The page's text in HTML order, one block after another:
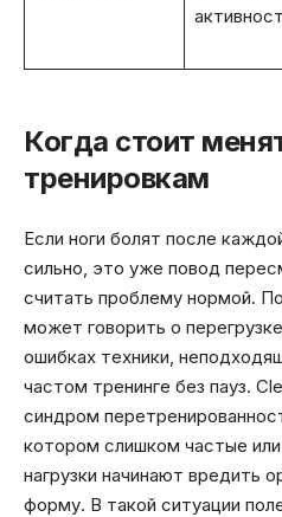
Когда стоит
тренировкам
Если ноги болят после
сильно, это уже повод
считать проблему нормой.
может говорить о
ошибках техники,
частом тренинге без пауз.
синдром
котором слишком частые
нагрузки начинают вредить
форму. В такой ситуации